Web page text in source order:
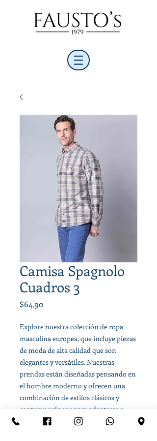
Camisa Spagnolo
Cuadros 3
$64,90Precio
Explore nuestra colección de ropa
masculina europea, que incluye piezas
de moda de alta calidad que son
elegantes y versátiles. Nuestras
prendas están diseñadas pensando en
el hombre moderno y ofrecen una
combinación de estilos clásicos y
contemporáneos para adaptarse a
cualquier ocasión.